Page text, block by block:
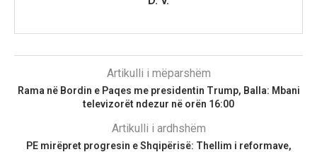
Artikulli i mëparshëm
Rama në Bordin e Paqes me presidentin Trump, Balla: Mbani
televizorët ndezur në orën 16:00
Artikulli i ardhshëm
PE mirëpret progresin e Shqipërisë: Thellim i reformave,